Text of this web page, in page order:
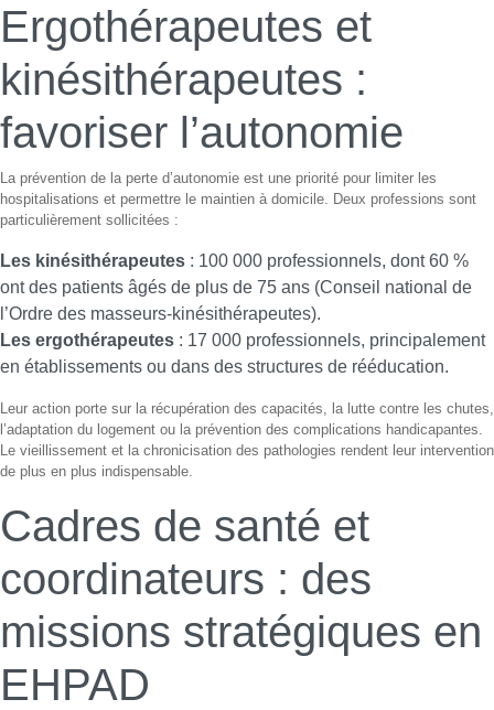
Ergothérapeutes et
kinésithérapeutes :
favoriser l’autonomie
La prévention de la perte d’autonomie est une priorité pour limiter les
hospitalisations et permettre le maintien à domicile. Deux professions sont
particulièrement sollicitées :
Les kinésithérapeutes : 100 000 professionnels, dont 60 %
ont des patients âgés de plus de 75 ans (Conseil national de
l’Ordre des masseurs-kinésithérapeutes).
Les ergothérapeutes : 17 000 professionnels, principalement
en établissements ou dans des structures de rééducation.
Leur action porte sur la récupération des capacités, la lutte contre les chutes,
l’adaptation du logement ou la prévention des complications handicapantes.
Le vieillissement et la chronicisation des pathologies rendent leur intervention
de plus en plus indispensable.
Cadres de santé et
coordinateurs : des
missions stratégiques en
EHPAD